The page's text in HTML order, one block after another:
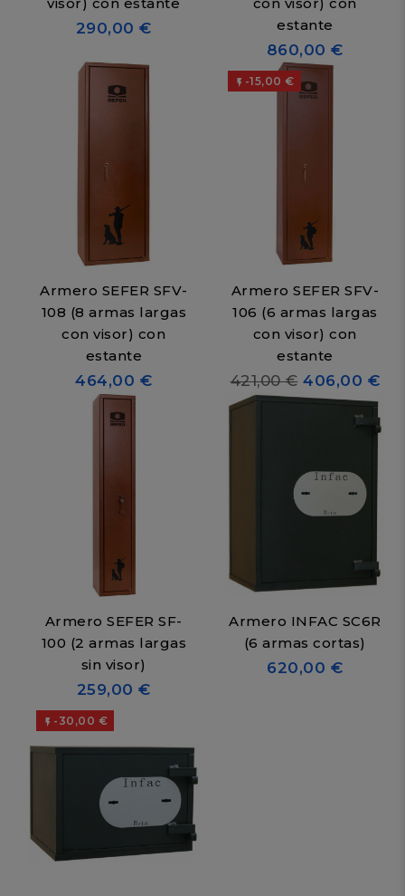
290,00 €
estante
860,00 €
Armero SEFER SFV-
108 (8 armas largas
con visor) con
estante
464,00 €
 -15,00 €
Armero SEFER SFV-
106 (6 armas largas
con visor) con
estante
421,00 € 406,00 €
Armero SEFER SF-
100 (2 armas largas
sin visor)
259,00 €
Armero INFAC SC6R
(6 armas cortas)
620,00 €
 -30,00 €